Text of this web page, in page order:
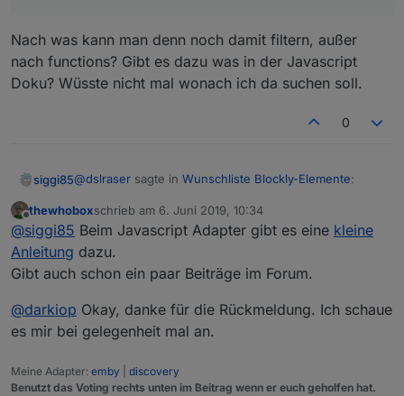
Nach was kann man denn noch damit filtern, außer
nach functions? Gibt es dazu was in der Javascript
Doku? Wüsste nicht mal wonach ich da suchen soll.
0
siggi85@dslraser sagte in Wunschliste Blockly-Elemente:
@Supermicha
so wie hier hat es bei mir schon mal funktioniert,
Einstellung eine Fehlermeldung.
Wenn ich mir dann den Baustein in JS ansehe,
passen...
Nach was kann man denn noch damit filtern, außer
nach functions? Gibt es dazu was in der Javascript
Offline
thewhoboxschrieb am 6. Juni 2019, 10:34
zuletzt editiert von
@siggi85 Beim Javascript Adapter gibt es eine kleine
Anleitung dazu.
Gibt auch schon ein paar Beiträge im Forum.
@darkiop Okay, danke für die Rückmeldung. Ich schaue
es mir bei gelegenheit mal an.
Meine Adapter: emby
discovery
Benutzt das Voting rechts unten im Beitrag wenn er euch geholfen hat.